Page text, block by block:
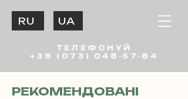
ТЕЛЕФОНУЙ
+38 (073) 048-57-84
UA
RU
РЕКОМЕНДОВАНІ